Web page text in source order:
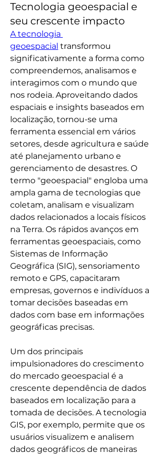
Tecnologia geoespacial e
seu crescente impacto
A tecnologia
geoespacial transformou
significativamente a forma como
compreendemos, analisamos e
interagimos com o mundo que
nos rodeia. Aproveitando dados
espaciais e insights baseados em
localização, tornou-se uma
ferramenta essencial em vários
setores, desde agricultura e saúde
até planejamento urbano e
gerenciamento de desastres. O
termo "geoespacial" engloba uma
ampla gama de tecnologias que
coletam, analisam e visualizam
dados relacionados a locais físicos
na Terra. Os rápidos avanços em
ferramentas geoespaciais, como
Sistemas de Informação
Geográfica (SIG), sensoriamento
remoto e GPS, capacitaram
empresas, governos e indivíduos a
tomar decisões baseadas em
dados com base em informações
geográficas precisas.
Um dos principais
impulsionadores do crescimento
do mercado geoespacial é a
crescente dependência de dados
baseados em localização para a
tomada de decisões. A tecnologia
GIS, por exemplo, permite que os
usuários visualizem e analisem
dados geográficos de maneiras